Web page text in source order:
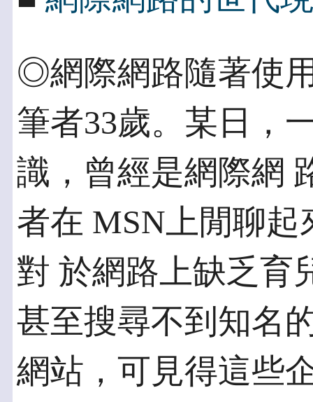
◎網際網路隨著使
筆者33歲。某日，
識，曾經是網際網
者在 MSN上閒聊
對 於網路上缺乏育
甚至搜尋不到知名
網站，可見得這些